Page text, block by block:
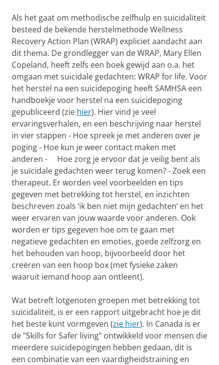
Als het gaat om methodische zelfhulp en suicidaliteit
besteed de bekende herstelmethode Wellness
Recovery Action Plan (WRAP) expliciet aandacht aan
dit thema. De grondlegger van de WRAP, Mary Ellen
Copeland, heeft zelfs een boek gewijd aan o.a. het
omgaan met suicidale gedachten: WRAP for life. Voor
het herstel na een suicidepoging heeft SAMHSA een
handboekje voor herstel na een suicidepoging
gepubliceerd (zie hier). Hier vind je veel
ervaringsverhalen, en een beschrijving naar herstel
in vier stappen - Hoe spreek je met anderen over je
poging - Hoe kun je weer contact maken met
anderen - Hoe zorg je ervoor dat je veilig bent als
je suïcidale gedachten weer terug komen? - Zoek een
therapeut. Er worden veel voorbeelden en tips
gegeven met betrekking tot herstel, en inzichten
beschreven zoals ‘ik ben niet mijn gedachten’ en het
weer ervaren van jouw waarde voor anderen. Ook
worden er tips gegeven hoe om te gaan met
negatieve gedachten en emoties, goede zelfzorg en
het behouden van hoop, bijvoorbeeld door het
creëren van een hoop box (met fysieke zaken
waaruit iemand hoop aan ontleent).
Wat betreft lotgenoten groepen met betrekking tot
suïcidaliteit, is er een rapport uitgebracht hoe je dit
het beste kunt vormgeven (zie hier). In Canada is er
de "Skills for Safer living" ontwikkeld voor mensen die
meerdere suïcidepogingen hebben gedaan, dit is
een combinatie van een vaardigheidstraining en